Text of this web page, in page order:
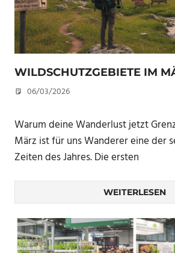
WILDSCHUTZGEBIETE IM
06/03/2026
Warum deine Wanderlust jetzt
März ist für uns Wanderer eine der
Zeiten des Jahres. Die ersten
WEITERLESEN